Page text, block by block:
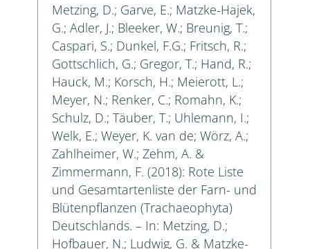
Metzing, D.; Garve, E.; Matzke-Hajek,
G.; Adler, J.; Bleeker, W.; Breunig, T.;
Caspari, S.; Dunkel, F.G.; Fritsch, R.;
Gottschlich, G.; Gregor, T.; Hand, R.;
Hauck, M.; Korsch, H.; Meierott, L.;
Meyer, N.; Renker, C.; Romahn, K.;
Schulz, D.; Täuber, T.; Uhlemann, I.;
Welk, E.; Weyer, K. van de; Wörz, A.;
Zahlheimer, W.; Zehm, A. &
Zimmermann, F. (2018): Rote Liste
und Gesamtartenliste der Farn- und
Blütenpflanzen (Trachaeophyta)
Deutschlands. – In: Metzing, D.;
Hofbauer, N.; Ludwig, G. & Matzke-